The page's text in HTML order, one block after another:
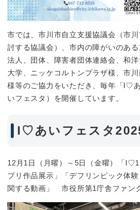
市では、市川市自立支援協議会（市
討する協議会）、市内の障がいのあ
法人、団体、障害者団体連絡会、和
大学、ニッケコルトンプラザ様、市
様等のご協力をいただき、毎年「I♡
いフェスタ）を開催しています。
I♡あいフェスタ
12月1日（月曜）～5日（金曜）「
プリ作品展示」「デフリンピック体
関する動画」 市役所第1庁舎ファン